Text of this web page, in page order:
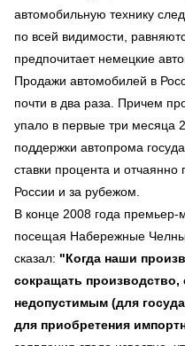
автомобильную технику
по всей видимости,
предпочитает немецкие
Продажи автомобилей в
почти в два раза. Причем
упало в первые три месяца
поддержки автопрома
ставки процента и отчаянно
России и за рубежом.
В конце 2008 года премьер-
посещая Набережные
сказал: "Когда наши
сокращать
недопустимым (для
для приобретения